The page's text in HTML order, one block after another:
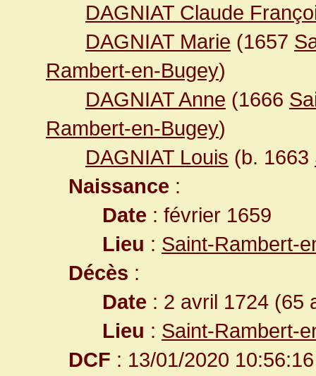
DAGNIAT Claude
DAGNIAT Marie (1657
Rambert-en-Bugey)
DAGNIAT Anne (1666
Rambert-en-Bugey)
DAGNIAT Louis (b. 1663
Naissance :
Date : février 1659
Lieu : Saint-Rambert-
Décès :
Date : 2 avril 1724 (65
Lieu : Saint-Rambert-
DCF : 13/01/2020 10:56:16